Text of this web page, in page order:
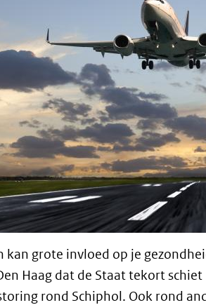
kan grote invloed op je
Haag dat de Staat tekort
rond Schiphol. Ook rond